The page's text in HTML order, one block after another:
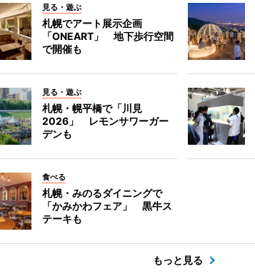
見る・遊ぶ
札幌でアート展示企画
「ONEART」 地下歩行空間
で開催も
見る・遊ぶ
札幌・幌平橋で「川見
2026」 レモンサワーガー
デンも
食べる
札幌・みのるダイニングで
「かみかわフェア」 黒牛ス
テーキも
もっと見る